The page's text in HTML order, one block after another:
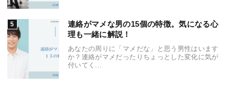
連絡がマメな男の15個の特徴。気になる心
理も一緒に解説！
あなたの周りに「マメだな」と思う男性はいます
か？連絡がマメだったりちょっとした変化に気が
付いてく...